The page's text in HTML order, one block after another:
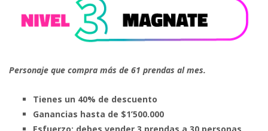
Personaje que compra más de 61 prendas al mes.
Tienes un 40% de descuento
Ganancias hasta de $1’500.000